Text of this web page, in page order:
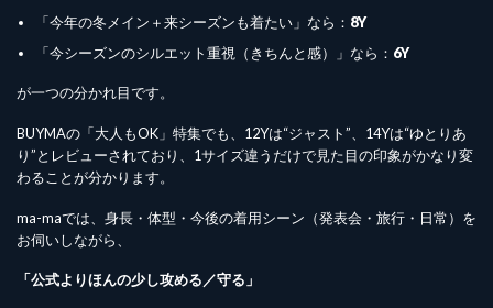
「今年の冬メイン＋来シーズンも着たい」なら： 8Y
「今シーズンのシルエット重視（きちんと感）」なら： 6Y
が一つの分かれ目です。
BUYMAの「大人もOK」特集でも、12Yは“ジャスト”、14Yは“ゆとりあ
り”とレビューされており、1サイズ違うだけで見た目の印象がかなり変
わることが分かります。
ma-maでは、身長・体型・今後の着用シーン（発表会・旅行・日常）を
お伺いしながら、
「公式よりほんの少し攻める／守る」